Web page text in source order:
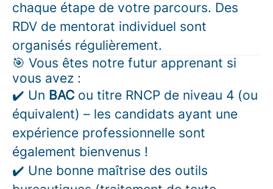
chaque étape de votre parcours. Des
RDV de mentorat individuel sont
organisés régulièrement.
🎯 Vous êtes notre futur apprenant si
vous avez :
✔️ Un BAC ou titre RNCP de niveau 4 (ou
équivalent) – les candidats ayant une
expérience professionnelle sont
également bienvenus !
✔️ Une bonne maîtrise des outils